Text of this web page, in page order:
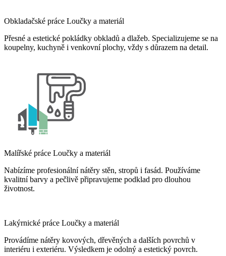
Obkladačské práce Loučky a materiál
Přesné a estetické pokládky obkladů a dlažeb. Specializujeme se na
koupelny, kuchyně i venkovní plochy, vždy s důrazem na detail.
Malířské práce Loučky a materiál
Nabízíme profesionální nátěry stěn, stropů i fasád. Používáme
kvalitní barvy a pečlivě připravujeme podklad pro dlouhou
životnost.
Lakýrnické práce Loučky a materiál
Provádíme nátěry kovových, dřevěných a dalších povrchů v
interiéru i exteriéru. Výsledkem je odolný a estetický povrch.